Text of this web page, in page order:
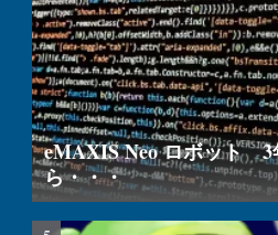
eMAXIS Neo ロボット 3
ら・・・